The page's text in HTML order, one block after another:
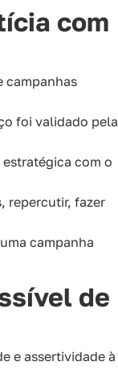
com
campanhas
foi validado pela
com o
repercutir, fazer
campanha
de
e assertividade à